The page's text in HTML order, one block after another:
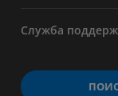
Служба